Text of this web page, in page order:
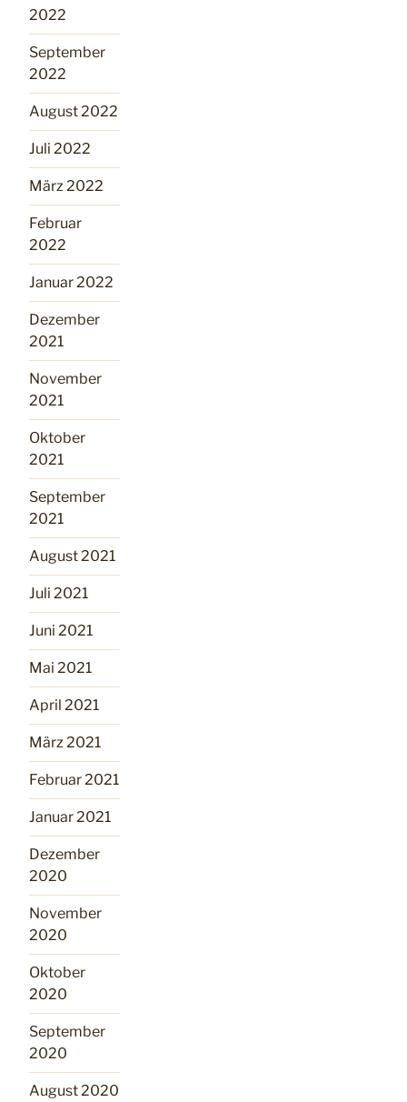
2022
September
2022
August 2022
Juli 2022
März 2022
Februar
2022
Januar 2022
Dezember
2021
November
2021
Oktober
2021
September
2021
August 2021
Juli 2021
Juni 2021
Mai 2021
April 2021
März 2021
Februar 2021
Januar 2021
Dezember
2020
November
2020
Oktober
2020
September
2020
August 2020